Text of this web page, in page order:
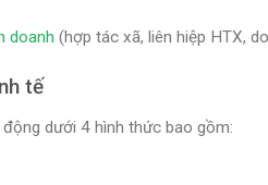
doanh (hợp tác xã, liên hiệp HTX,
tế
dưới 4 hình thức bao gồm: